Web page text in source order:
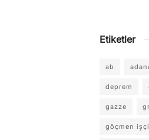
Etiketler
ab
deprem
gazze
göçmen